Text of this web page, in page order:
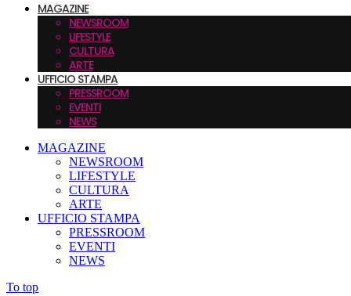
MAGAZINE
NEWSROOM
LIFESTYLE
CULTURA
ARTE
UFFICIO STAMPA
PRESSROOM
EVENTI
NEWS
MAGAZINE
NEWSROOM
LIFESTYLE
CULTURA
ARTE
UFFICIO STAMPA
PRESSROOM
EVENTI
NEWS
To top